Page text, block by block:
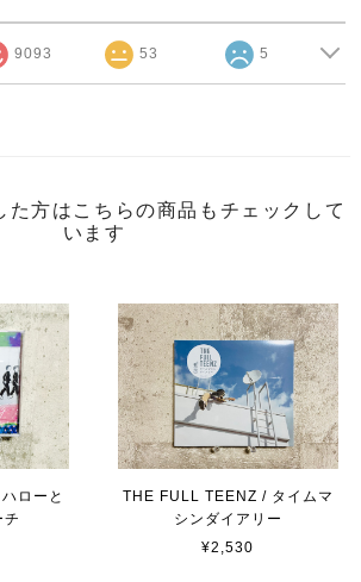
9093 53 5
た方はこちらの商品もチェックして
います
ローと
チ
THE FULL TEENZ / タイムマ
シンダイアリー
¥2,530